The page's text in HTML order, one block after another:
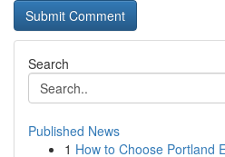
Search
Published News
1 How to Choose Portland